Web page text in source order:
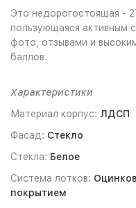
Это недорогостоящая -
пользующаяся активным
фото, отзывами и
баллов.
Характеристики
Материал корпус: ЛДСП
Фасад: Стекло
Стекла: Белое
Система лотков:
покрытием